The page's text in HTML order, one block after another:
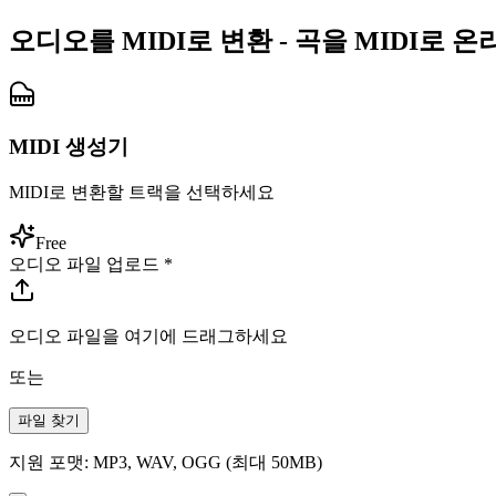
오디오를 MIDI로 변환 - 곡을 MIDI로 온
MIDI 생성기
MIDI로 변환할 트랙을 선택하세요
Free
오디오 파일 업로드 *
오디오 파일을 여기에 드래그하세요
또는
파일 찾기
지원 포맷: MP3, WAV, OGG (최대 50MB)